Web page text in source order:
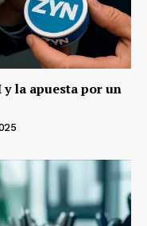
y la apuesta por un